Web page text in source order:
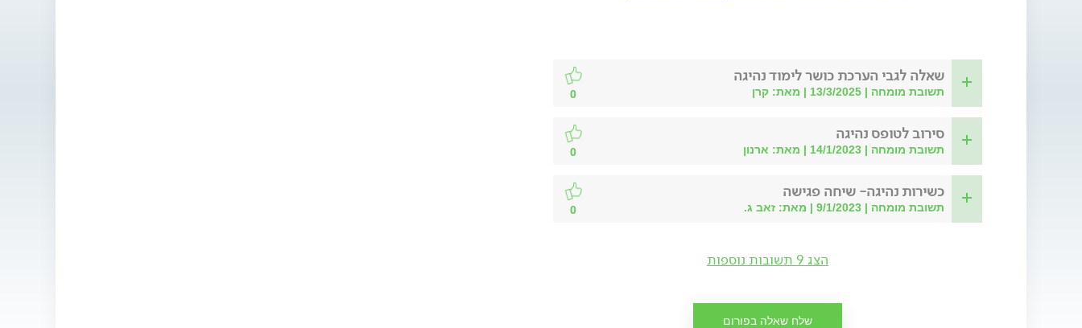
שאלה לגבי הערכת כושר לימוד נהיגה
תשובת מומחה | 13/3/2025 | מאת: קרן 0
סירוב לטופס נהיגה
תשובת מומחה | 14/1/2023 | מאת: ארנון 0
כשירות נהיגה- שיחה פגישה
תשובת מומחה | 9/1/2023 | מאת: זאב ג. 0
הצג 9 תשובות נוספות
שלח שאלה בפורום